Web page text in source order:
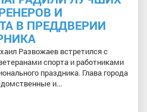
И
В ПРЕДДВЕРИИ
Развожаев встретился с
спорта и работниками
праздника. Глава города
и...